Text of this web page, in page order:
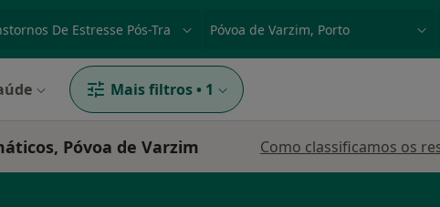
doença ou nome p. ex. Lisboa
Mais filtros • 1
Póvoa de Varzim Como classificamos os